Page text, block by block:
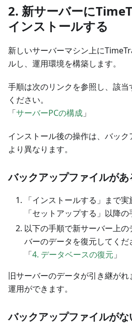
2. 新サーバーに
インストールする
新しいサーバーマシン上に
ルし、運用環境を構築します。
手順は次のリンクを参照し、該
ください。
「サーバーPCの構成 」
インストール後の操作は、バッ
より異なります。
バックアップファイルがあ
「インストールする」まで実
「セットアップする」以降の
以下の手順で新サーバー上
バーのデータを復元してくだ
「4. データベースの復元 」
旧サーバーのデータが引き継が
運用ができます。
バックアップファイルがな